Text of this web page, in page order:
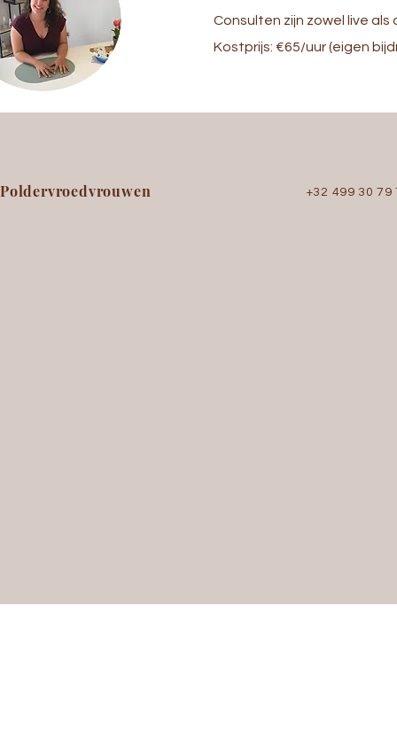
Consulten zijn zowel live als
Kostprijs: €65/uur (eigen
Poldervroedvrouwen +32 499 30